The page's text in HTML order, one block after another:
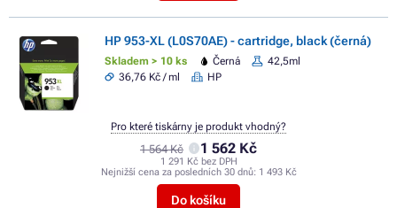
HP 953-XL (L0S70AE) - cartridge, black (černá)
Skladem > 10 ks Černá
42,5ml
36,76 Kč / ml
HP
1 564 Kč 1 562 Kč
1 291 Kč bez DPH
Nejnižší cena za posledních 30 dnů: 1 493 Kč
Do košíku
Pro které tiskárny je produkt vhodný?